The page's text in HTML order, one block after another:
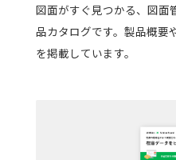
図面がすぐ見つかる、図面
品カタログです。製品概要
を掲載しています。